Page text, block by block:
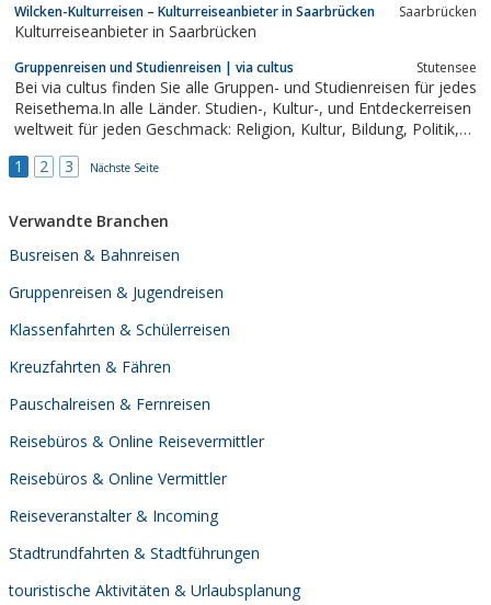
wie die Wünsche unserer Fahrgäste. Was Sie von uns erwarten
können sind planmäßige und individuelle...
Wilcken-Kulturreisen – Kulturreiseanbieter in Saarbrücken Saarbrücken
Kulturreiseanbieter in Saarbrücken
Gruppenreisen und Studienreisen | via cultus Stutensee
Bei via cultus finden Sie alle Gruppen- und Studienreisen für jedes
Reisethema.In alle Länder. Studien-, Kultur-, und Entdeckerreisen
weltweit für jeden Geschmack: Religion, Kultur, Bildung, Politik,
1 2 3 Nächste Seite
Verwandte Branchen
Busreisen & Bahnreisen
Gruppenreisen & Jugendreisen
Klassenfahrten & Schülerreisen
Kreuzfahrten & Fähren
Pauschalreisen & Fernreisen
Reisebüros & Online Reisevermittler
Reisebüros & Online Vermittler
Reiseveranstalter & Incoming
Stadtrundfahrten & Stadtführungen
touristische Aktivitäten & Urlaubsplanung